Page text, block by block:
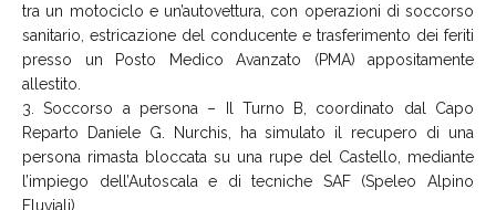
tra un motociclo e un’autovettura, con operazioni di soccorso
sanitario, estricazione del conducente e trasferimento dei feriti
presso un Posto Medico Avanzato (PMA) appositamente
allestito.
3. Soccorso a persona – Il Turno B, coordinato dal Capo
Reparto Daniele G. Nurchis, ha simulato il recupero di una
persona rimasta bloccata su una rupe del Castello, mediante
l’impiego dell’Autoscala e di tecniche SAF (Speleo Alpino
Fluviali).